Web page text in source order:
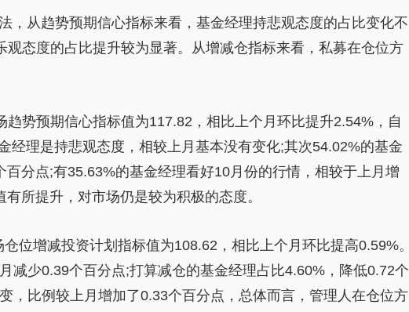
，从趋势预期信心指标来看， 基金经理持悲观态度的占比变化不
态度的占比提升较为显著。从增减仓指标来看， 私募在仓位方
势预期信心指标值为117.82，相比上个月环比提升2.54%，自
经理是持悲观态度，相较上月基本没有变化;其次54.02%的基金
百分点;有35.63%的基金经理看好10月份的行情，相较于上月增
所提升，对市场仍是较为积极的态度。
仓位增减投资计划指标值为108.62，相比上个月环比提高0.59%。
减少0.39个百分点;打算减仓的基金经理占比4.60%，降低0.72个
，比例较上月增加了0.33个百分点，总体而言，管理人在仓位方